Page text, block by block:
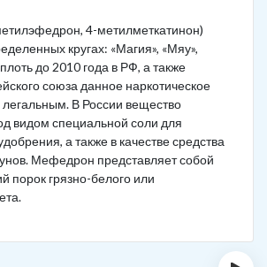
4-метилметкатинон)
кругах: «Магия», «Мяу»,
до 2010 года в РФ, а также
союза данное наркотическое
В России вещество
видом специальной соли для
а также в качестве средства
Мефедрон представляет собой
порок грязно-белого или